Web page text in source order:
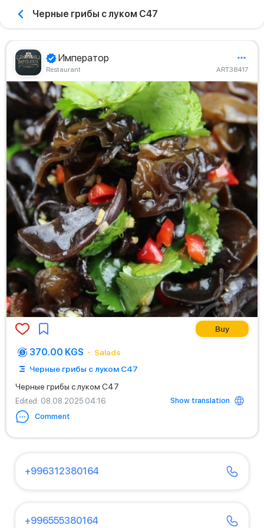
Черные грибы с луком С47
Император
Restaurant ART38417
Buy
370.00 KGS
Salads
Черные грибы с луком С47
Черные грибы с луком С47
Edited: 08.08.2025 04:16
Show translation
Comment
+996312380164
+996555380164